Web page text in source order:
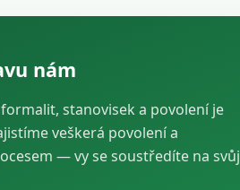
nám
stanovisek a povolení je
veškerá povolení a
— vy se soustředíte na svůj